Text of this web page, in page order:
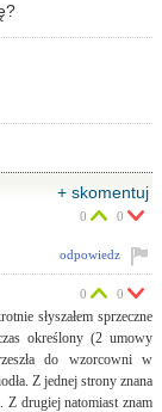
+ skomentuj
0 0
odpowiedz
słyszałem sprzeczne
określony (2 umowy
do wzorcowni w
Z jednej strony znana
Z drugiej natomiast znam
0 0